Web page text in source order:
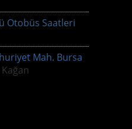
Otobüs Saatleri
Mah. Bursa
Kağan